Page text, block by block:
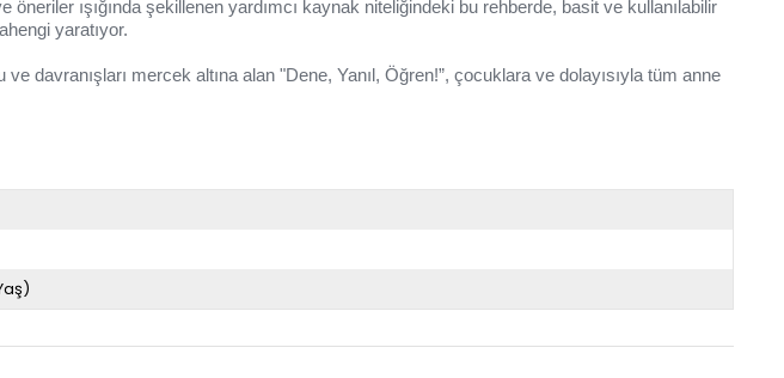
ışığında şekillenen yardımcı kaynak niteliğindeki bu rehberde, basit ve kullanılabilir
yaratıyor.
davranışları mercek altına alan "Dene, Yanıl, Öğren!”, çocuklara ve dolayısıyla tüm anne